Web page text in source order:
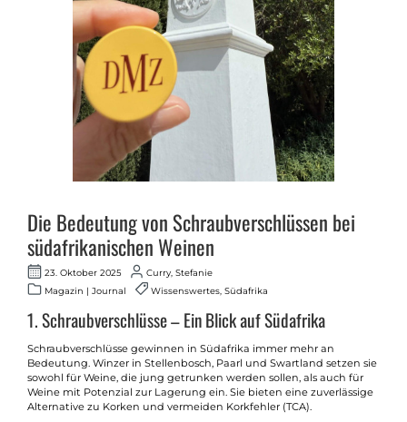
Die Bedeutung von Schraubverschlüssen bei
südafrikanischen Weinen
23. Oktober 2025
Curry, Stefanie
Magazin | Journal
Wissenswertes, Südafrika
1. Schraubverschlüsse – Ein Blick auf Südafrika
Schraubverschlüsse gewinnen in Südafrika immer mehr an
Bedeutung. Winzer in Stellenbosch, Paarl und Swartland setzen sie
sowohl für Weine, die jung getrunken werden sollen, als auch für
Weine mit Potenzial zur Lagerung ein. Sie bieten eine zuverlässige
Alternative zu Korken und vermeiden Korkfehler (TCA).